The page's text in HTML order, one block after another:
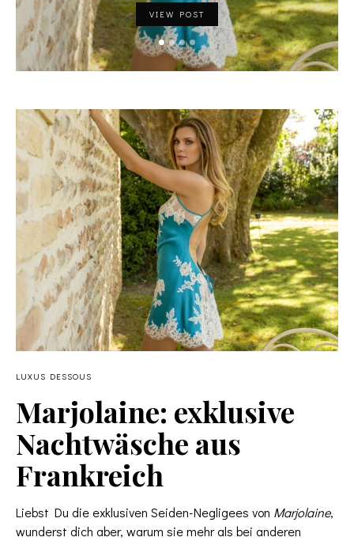
VIEW POST
LUXUS DESSOUS
Marjolaine: exklusive
Nachtwäsche aus
Frankreich
Liebst Du die exklusiven Seiden-Negligees von Marjolaine,
wunderst dich aber, warum sie mehr als bei anderen